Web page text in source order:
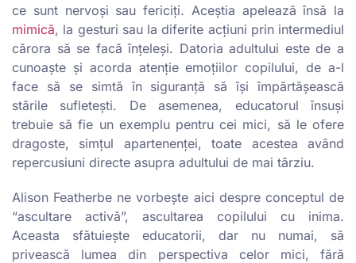
ce sunt nervoși sau fericiți. Aceștia apelează însă la
mimică, la gesturi sau la diferite acțiuni prin intermediul
cărora să se facă înțeleși. Datoria adultului este de a
cunoaște și acorda atenție emoțiilor copilului, de a-l
face să se simtă în siguranță să își împărtășească
stările sufletești. De asemenea, educatorul însuși
trebuie să fie un exemplu pentru cei mici, să le ofere
dragoste, simțul apartenenței, toate acestea având
repercusiuni directe asupra adultului de mai târziu.
Alison Featherbe ne vorbește aici despre conceptul de
“ascultare activă”, ascultarea copilului cu inima.
Aceasta sfătuiește educatorii, dar nu numai, să
privească lumea din perspectiva celor mici, fără